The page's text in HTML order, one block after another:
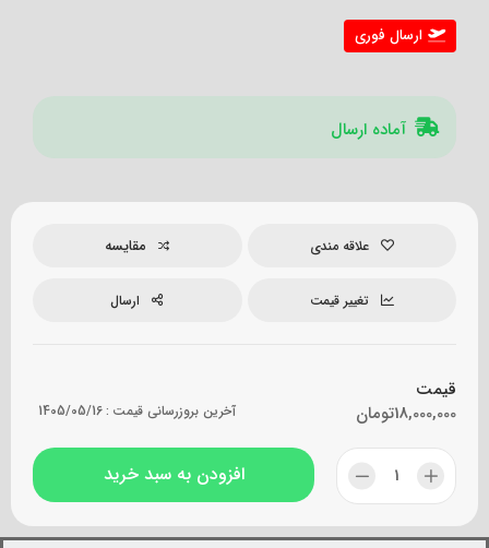
ارسال فوری
آماده ارسال
علاقه مندی مقایسه
تغییر قیمت ارسال
قیمت
تومان18,000,000 آخرین بروزرسانی قیمت :1405/05/16
افزودن به سبد خرید